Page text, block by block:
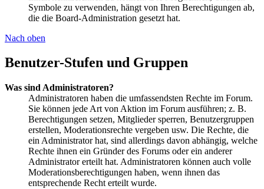
Symbole zu verwenden, hängt von Ihren Berechtigungen ab,
die die Board-Administration gesetzt hat.
Nach oben
Benutzer-Stufen und Gruppen
Was sind Administratoren?
Administratoren haben die umfassendsten Rechte im Forum.
Sie können jede Art von Aktion im Forum ausführen; z. B.
Berechtigungen setzen, Mitglieder sperren, Benutzergruppen
erstellen, Moderationsrechte vergeben usw. Die Rechte, die
ein Administrator hat, sind allerdings davon abhängig, welche
Rechte ihnen ein Gründer des Forums oder ein anderer
Administrator erteilt hat. Administratoren können auch volle
Moderationsberechtigungen haben, wenn ihnen das
entsprechende Recht erteilt wurde.